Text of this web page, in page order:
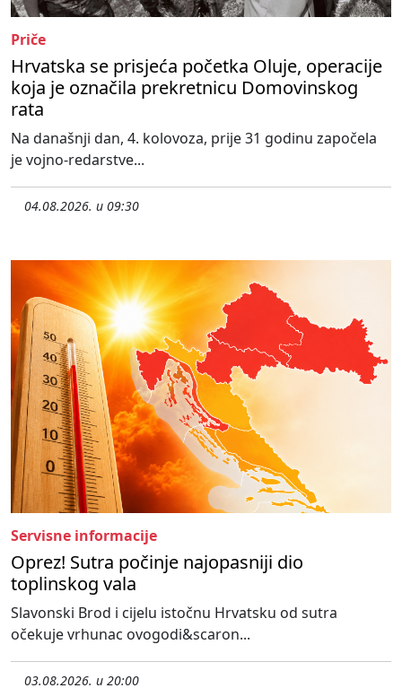
Priče
Hrvatska se prisjeća početka Oluje, operacije
koja je označila prekretnicu Domovinskog
rata
Na današnji dan, 4. kolovoza, prije 31 godinu započela
je vojno-redarstve...
04.08.2026. u 09:30
Servisne informacije
Oprez! Sutra počinje najopasniji dio
toplinskog vala
Slavonski Brod i cijelu istočnu Hrvatsku od sutra
očekuje vrhunac ovogodi&scaron...
03.08.2026. u 20:00